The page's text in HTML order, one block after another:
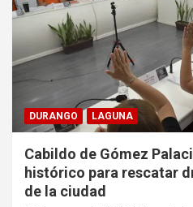
DURANGO LAGUNA
Cabildo de Gómez
histórico para rescatar
de la ciudad